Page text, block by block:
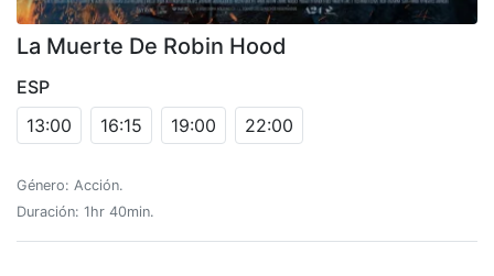
La Muerte De Robin Hood
ESP
13:00
16:15 19:00 22:00
Género: Acción.
Duración: 1hr 40min.